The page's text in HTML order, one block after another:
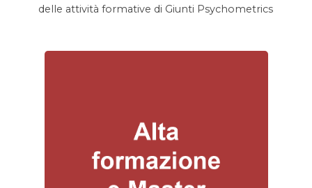
delle attività formative di Giunti Psychometrics